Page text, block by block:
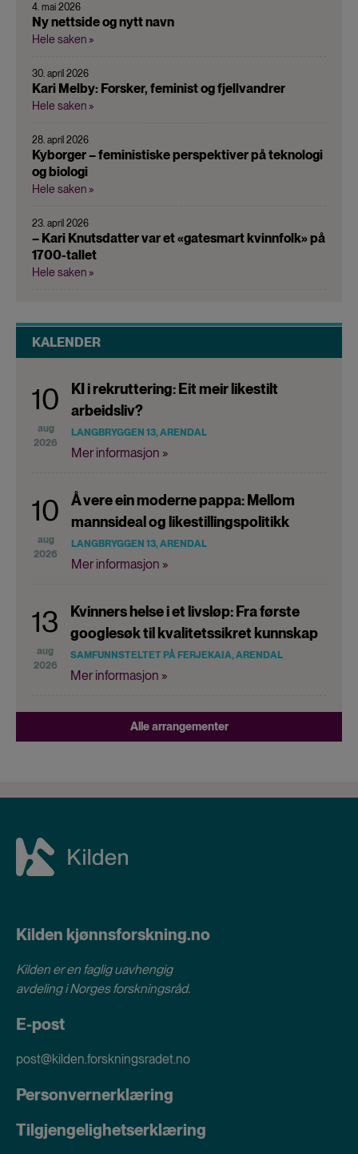
4. mai 2026
Ny nettside og nytt navn
Hele saken »
30. april 2026
Kari Melby: Forsker, feminist og fjellvandrer
Hele saken »
28. april 2026
Kyborger – feministiske perspektiver på teknologi
og biologi
Hele saken »
23. april 2026
– Kari Knutsdatter var et «gatesmart kvinnfolk» på
1700-tallet
Hele saken »
KALENDER
10
aug
2026
KI i rekruttering: Eit meir likestilt
arbeidsliv?
LANGBRYGGEN 13, ARENDAL
Mer informasjon »
10
aug
2026
Å vere ein moderne pappa: Mellom
mannsideal og likestillingspolitikk
LANGBRYGGEN 13, ARENDAL
Mer informasjon »
13
aug
2026
Kvinners helse i et livsløp: Fra første
googlesøk til kvalitetssikret kunnskap
SAMFUNNSTELTET PÅ FERJEKAIA, ARENDAL
Mer informasjon »
Alle arrangementer
Kilden kjønnsforskning.no
Kilden er en faglig uavhengig
avdeling iNorges forskningsråd.
E-post
post@kilden.forskningsradet.no
Personvernerklæring
Tilgjengelighetserklæring